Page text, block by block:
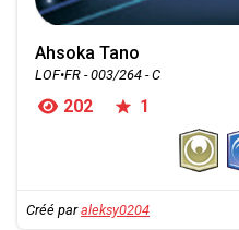
Ahsoka Tano
LOF•FR - 003/264 - C
202 1
Créé paraleksy0204